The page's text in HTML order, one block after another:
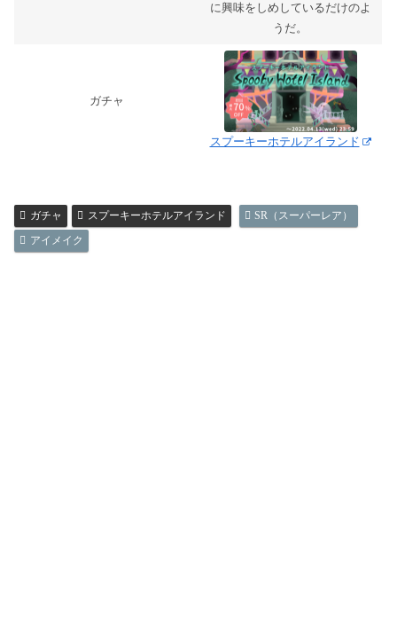
に興味をしめしているだけのよ
うだ。
ガチャ
スプーキーホテルアイランド
ガチャ スプーキーホテルアイランド
SR（スーパーレア）
アイメイク